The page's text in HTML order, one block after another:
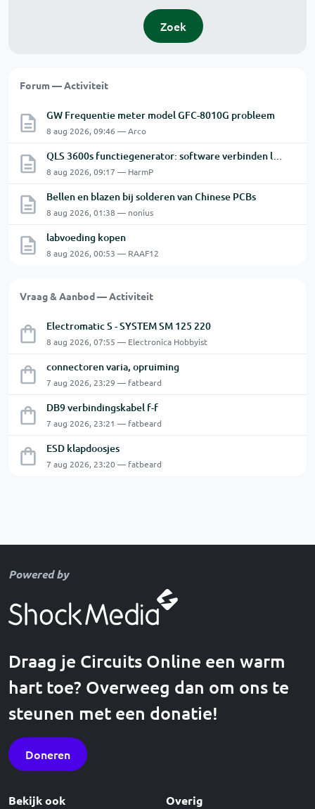
Zoek
Forum — Activiteit
GW Frequentie meter model GFC-8010G probleem
8 aug 2026, 09:46 — Arco
QLS 3600s functiegenerator: software verbinden lukt niet.
8 aug 2026, 09:17 — HarmP
Bellen en blazen bij solderen van Chinese PCBs
8 aug 2026, 01:38 — nonius
labvoeding kopen
8 aug 2026, 00:53 — RAAF12
Vraag & Aanbod — Activiteit
Electromatic S - SYSTEM SM 125 220
8 aug 2026, 07:55 — Electronica Hobbyist
connectoren varia, opruiming
7 aug 2026, 23:29 — fatbeard
DB9 verbindingskabel f-f
7 aug 2026, 23:21 — fatbeard
ESD klapdoosjes
7 aug 2026, 23:20 — fatbeard
Powered by
Draag je Circuits Online een warm
hart toe? Overweeg dan om ons te
steunen met een donatie!
Doneren
Bekijk ook Overig